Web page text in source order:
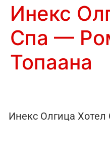
Инекс
Спа —
Топаана
Инекс Олгица Хотел